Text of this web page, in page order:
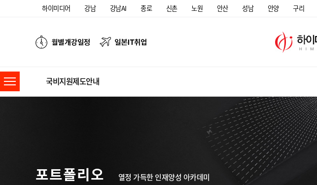
하이미디어 강남 강남AI 종로 신촌 노원 안산 성남 안양 구리
국비지원제도안내
포트폴리오 열정 가득한 인재양성 아카데미